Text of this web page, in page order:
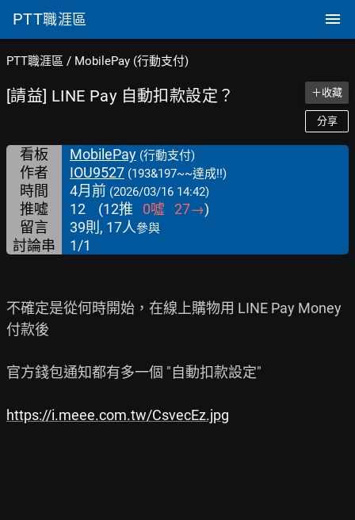
PTT職涯區
PTT職涯區 / MobilePay (行動支付)
[請益] LINE Pay 自動扣款設定？ ＋收藏
分享
看板 MobilePay (行動支付)
作者 IOU9527 (193&197~~達成!!)
時間 4月前 (2026/03/16 14:42)
推噓 12 (12推 0噓 27→)
留言
39則, 17人參與
討論串 1/1
不確定是從何時開始，在線上購物用 LINE Pay Money
付款後
官方錢包通知都有多一個 "自動扣款設定"
https://i.meee.com.tw/CsvecEz.jpg